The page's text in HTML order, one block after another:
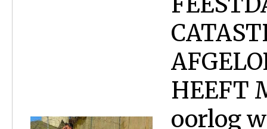
HEEFT
oorlog